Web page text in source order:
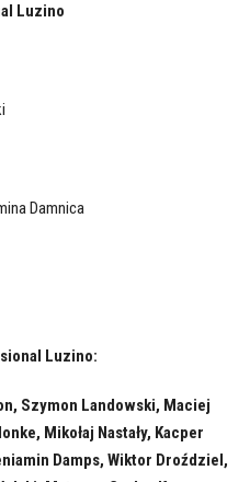
Luzino
Damnica
Luzino:
Szymon Landowski, Maciej
Mikołaj Nastały, Kacper
Damps, Wiktor Droździel,